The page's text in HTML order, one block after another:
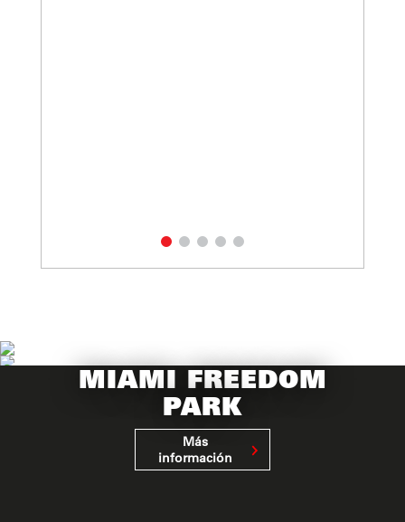
MIAMI FREEDOM
PARK
Más
información